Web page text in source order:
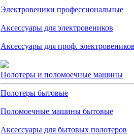
Электровеники профессиональные
Аксессуары для электровеников
Аксессуары для проф.
Полотеры и поломоечные машины
Полотеры бытовые
Поломоечные машины бытовые
Аксессуары для бытовых полотеров